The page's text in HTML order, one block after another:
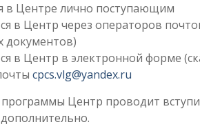
в Центре лично поступающим
в Центр через операторов
документов)
в Центр в электронной форме
cpcs.vlg@yandex.ru
Центр проводит